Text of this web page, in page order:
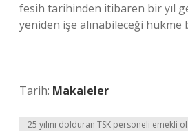
fesih tarihinden itibaren bir yıl
yeniden işe alınabileceği hükme
Tarih: Makaleler
25 yılını dolduran TSK personeli emekli